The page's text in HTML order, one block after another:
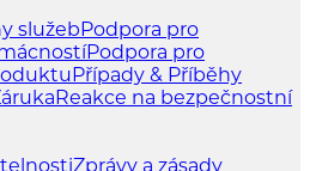
služebPodpora pro
Podpora pro
Případy & Příběhy
Reakce na bezpečnostní
Zprávy a zásady